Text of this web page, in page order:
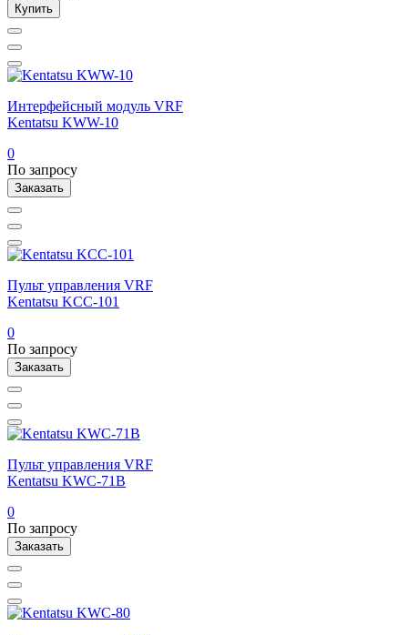
Купить
Интерфейсный модуль VRF
Kentatsu KWW-10
0
По запросу
Заказать
Пульт управления VRF
Kentatsu KCC-101
0
По запросу
Заказать
Пульт управления VRF
Kentatsu KWC-71B
0
По запросу
Заказать